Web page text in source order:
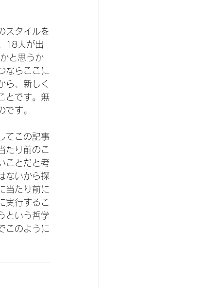
スタイルを
18人が出
と思うか
ならここに
ら、新しく
とです。無
す。
てこの記事
たり前のこ
ことだと考
ないから探
当たり前に
実行するこ
という哲学
このように